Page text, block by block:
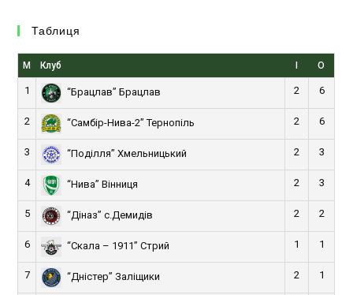
Таблиця
М Клуб О
1 “Брацлав” Брацлав 2 6
2 “Самбір-Нива-2” Тернопіль 2 6
3 “Поділля” Хмельницький 2 3
4 “Нива” Вінниця 2 3
5 “Діназ” с.Демидів 2 2
6 “Скала – 1911” Стрий 1 1
7 “Дністер” Заліщики 2 1